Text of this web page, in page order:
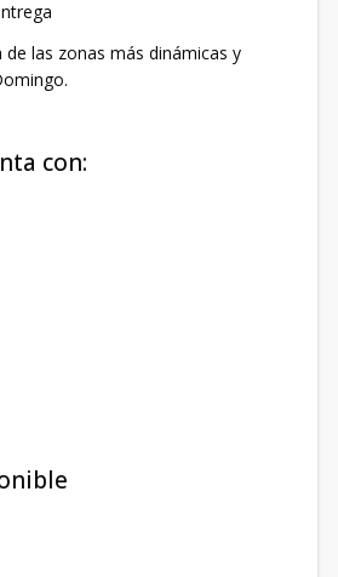
de las zonas más dinámicas y
con: